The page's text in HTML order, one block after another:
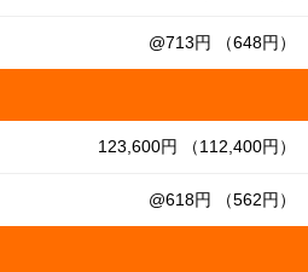
@713円 （648円）
123,600円 （112,400円）
@618円 （562円）